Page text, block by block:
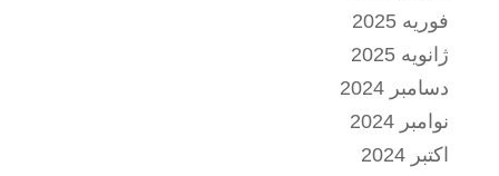
فوریه 2025
ژانویه 2025
دسامبر 2024
نوامبر 2024
اکتبر 2024